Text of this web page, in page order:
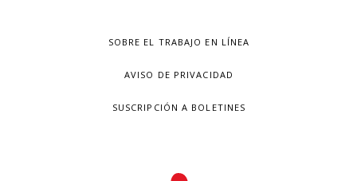
SOBRE EL TRABAJO EN LÍNEA
AVISO DE PRIVACIDAD
SUSCRIPCIÓN A BOLETINES